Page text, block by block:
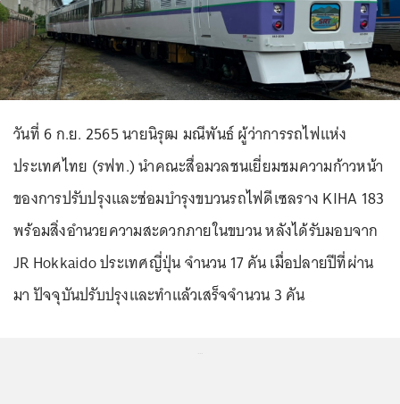
วันที่ 6 ก.ย. 2565 นายนิรุฒ มณีพันธ์ ผู้ว่าการรถไฟแห่ง
ประเทศไทย (รฟท.) นำคณะสื่อมวลชนเยี่ยมชมความก้าวหน้า
ของการปรับปรุงและซ่อมบำรุงขบวนรถไฟดีเซลราง KIHA 183
พร้อมสิ่งอำนวยความสะดวกภายในขบวน หลังได้รับมอบจาก
JR Hokkaido ประเทศญี่ปุ่น จำนวน 17 คัน เมื่อปลายปีที่ผ่าน
มา ปัจจุบันปรับปรุงและทำแล้วเสร็จจำนวน 3 คัน